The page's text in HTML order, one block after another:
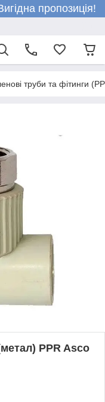
пропозиція!
труби та фітинги
PPR Asco